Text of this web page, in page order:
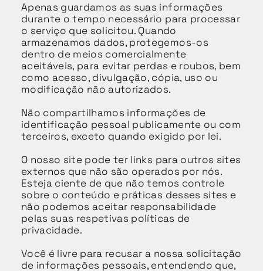
Apenas guardamos as suas informações
durante o tempo necessário para processar
o serviço que solicitou. Quando
armazenamos dados, protegemos-os
dentro de meios comercialmente
aceitáveis, para evitar perdas e roubos, bem
como acesso, divulgação, cópia, uso ou
modificação não autorizados.
Não compartilhamos informações de
identificação pessoal publicamente ou com
terceiros, exceto quando exigido por lei.
O nosso site pode ter links para outros sites
externos que não são operados por nós.
Esteja ciente de que não temos controle
sobre o conteúdo e práticas desses sites e
não podemos aceitar responsabilidade
pelas suas respetivas políticas de
privacidade.
Você é livre para recusar a nossa solicitação
de informações pessoais, entendendo que,